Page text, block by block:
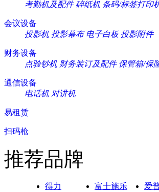
考勤机及配件 碎纸机 条码/标签打印
会议设备
投影机 投影幕布 电子白板 投影附件
财务设备
点验钞机 财务装订及配件 保管箱/保
通信设备
电话机 对讲机
易租赁
扫码枪
推荐品牌
得力 富士施乐 爱